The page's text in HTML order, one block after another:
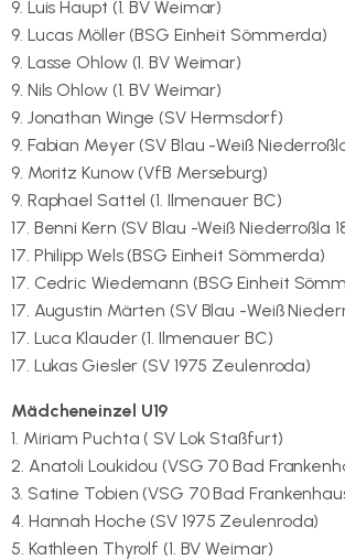
9. Luis Haupt (1. BV Weimar)
9. Lucas Möller (BSG Einheit Sömmerda)
9. Lasse Ohlow (1. BV Weimar)
9. Nils Ohlow (1. BV Weimar)
9. Jonathan Winge (SV Hermsdorf)
9. Fabian Meyer (SV Blau -Weiß
9. Moritz Kunow (VfB Merseburg)
9. Raphael Sattel (1. Ilmenauer BC)
17. Benni Kern (SV Blau -Weiß Niederroßla
17. Philipp Wels (BSG Einheit Sömmerda)
17. Cedric Wiedemann (BSG Einheit
17. Augustin Märten (SV Blau -Weiß
17. Luca Klauder (1. Ilmenauer BC)
17. Lukas Giesler (SV 1975 Zeulenroda)
Mädcheneinzel U19
1. Miriam Puchta ( SV Lok Staßfurt)
2. Anatoli Loukidou (VSG 70 Bad
3. Satine Tobien (VSG 70 Bad
4. Hannah Hoche (SV 1975 Zeulenroda)
5. Kathleen Thyrolf (1. BV Weimar)